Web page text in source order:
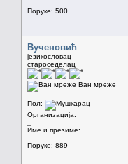
Поруке: 500
Вученовић
језикословац
староседелац
Ван мреже
Пол:
Организација:
Име и презиме:
Поруке: 889